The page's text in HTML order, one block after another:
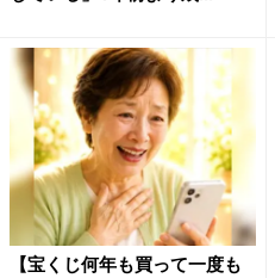
【宝くじ何年も買って一度も